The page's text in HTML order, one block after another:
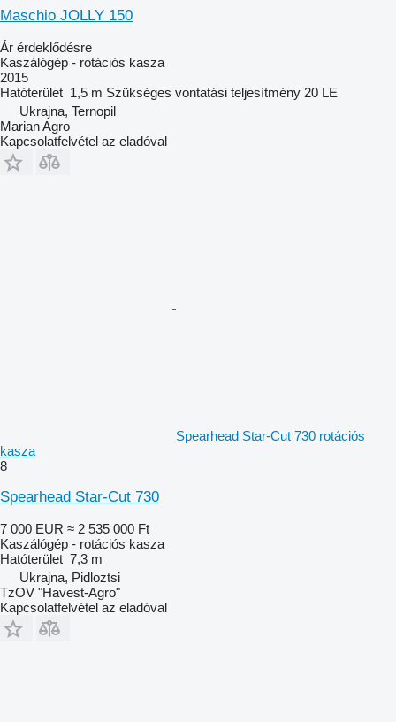
Maschio JOLLY 150
Ár érdeklődésre
Kaszálógép - rotációs kasza
2015
Hatóterület 1,5 m Szükséges vontatási teljesítmény 20 LE
Ukrajna, Ternopil
Marian Agro
Kapcsolatfelvétel az eladóval
Spearhead Star-Cut 730 rotációs
kasza
8
Spearhead Star-Cut 730
7 000 EUR ≈ 2 535 000 Ft
Kaszálógép - rotációs kasza
Hatóterület 7,3 m
Ukrajna, Pidloztsi
TzOV "Havest-Agro"
Kapcsolatfelvétel az eladóval